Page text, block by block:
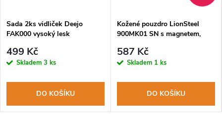
Sada 2ks vidliček Deejo
FAK000 vysoký lesk
499 Kč
Skladem 3 ks
DO KOŠÍKU
Kožené pouzdro LionSteel
900MK01 SN s magnetem,
587 Kč
Skladem 1 ks
DO KOŠÍKU